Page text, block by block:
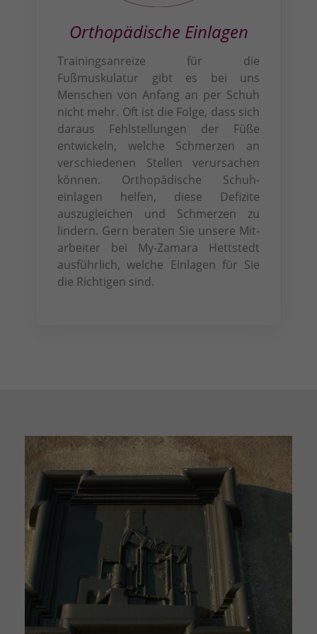
Orthopädische Einlagen
Trainingsanreize für die
Fußmuskulatur gibt es bei uns
Menschen von Anfang an per Schuh
nicht mehr. Oft ist die Folge, dass sich
daraus Fehlstellungen der Füße
entwickeln, welche Schmerzen an
verschiedenen Stellen verursachen
können. Orthopädische Schuh­
einlagen helfen, diese Defizite
auszugleichen und Schmerzen zu
lindern. Gern beraten Sie unsere Mit­
arbeiter bei My-Zamara Hettstedt
aus­führlich, welche Einlagen für Sie
die Richtigen sind.